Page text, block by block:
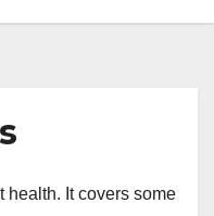
health. It covers some